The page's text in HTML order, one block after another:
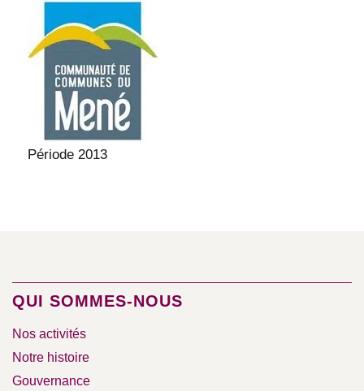
Période 2013
QUI SOMMES-NOUS
Nos activités
Notre histoire
Gouvernance